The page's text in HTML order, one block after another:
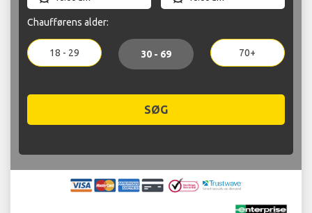
Chaufførens alder:
18 - 29 30 - 69 70+
SØG